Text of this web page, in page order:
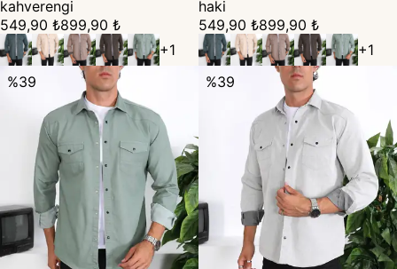
kahverengi
549,90 ₺899,90 ₺
+1
haki
549,90 ₺899,90 ₺
+1
%39 %39